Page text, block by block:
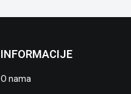
INFORMACIJE
O nama